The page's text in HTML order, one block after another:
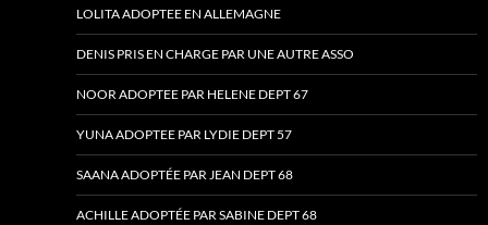
LOLITA ADOPTEE EN ALLEMAGNE
DENIS PRIS EN CHARGE PAR UNE AUTRE ASSO
NOOR ADOPTEE PAR HELENE DEPT 67
YUNA ADOPTEE PAR LYDIE DEPT 57
SAANA ADOPTÉE PAR JEAN DEPT 68
ACHILLE ADOPTÉE PAR SABINE DEPT 68